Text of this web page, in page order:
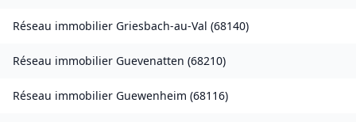
Réseau immobilier Griesbach-au-Val (68140)
Réseau immobilier Guevenatten (68210)
Réseau immobilier Guewenheim (68116)